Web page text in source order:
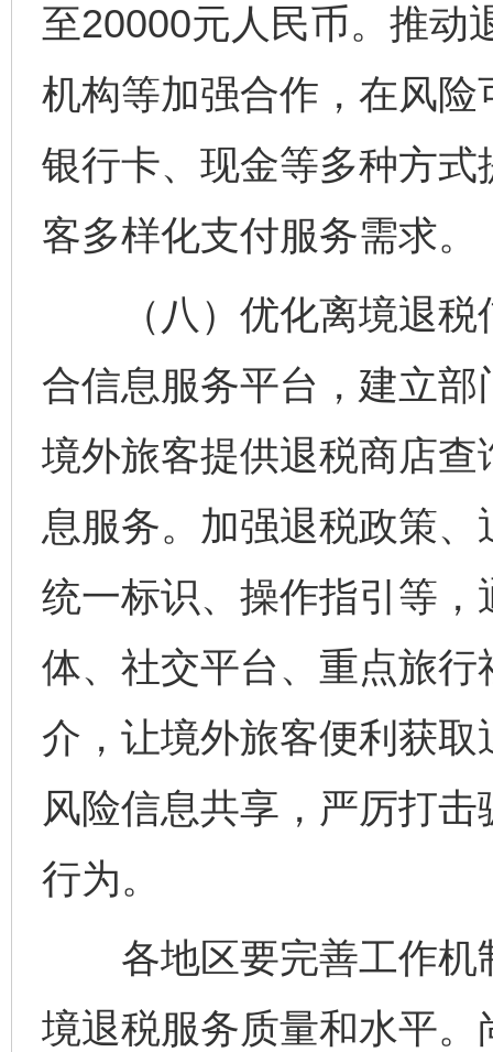
至20000元人民币。推动
机构等加强合作，在风
银行卡、现金等多种方
客多样化支付服务需求。
（八）优化离境退税
合信息服务平台，建立
境外旅客提供退税商店查
息服务。加强退税政策
统一标识、操作指引等
体、社交平台、重点旅
介，让境外旅客便利获
风险信息共享，严厉打
行为。
各地区要完善工作机
境退税服务质量和水平